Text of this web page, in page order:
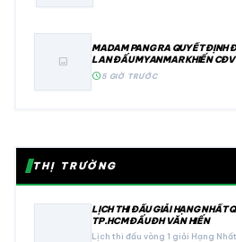
image
MADAM PANG RA QUYẾT ĐỊNH
LAN ĐẤU MYANMAR KHIẾN CĐV
schedule5 GIỜ TRƯỚC
THỊ TRƯỜNG
LỊCH THI ĐẤU GIẢI HẠNG NHẤT
TP.HCM ĐẤU ĐH VĂN HIẾN
Lịch thi đấu vòng 1 giải Hạng